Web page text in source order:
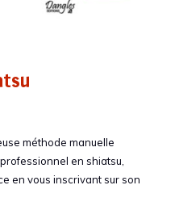
méthode manuelle
en shiatsu,
en vous inscrivant sur son